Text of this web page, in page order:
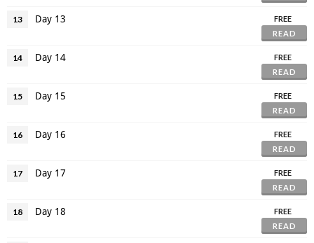
13 Day 13
FREE
READ
14 Day 14
FREE
READ
15 Day 15
FREE
READ
16 Day 16
FREE
READ
17 Day 17
FREE
READ
18 Day 18
FREE
READ